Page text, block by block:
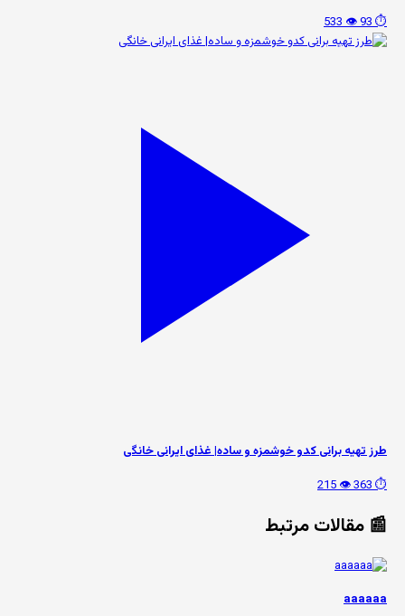
⏱️ 93
👁️ 533
طرز تهیه برانی کدو خوشمزه و ساده| غذای ایرانی خانگی
⏱️ 363
👁️ 215
📰 مقالات مرتبط
aaaaaa